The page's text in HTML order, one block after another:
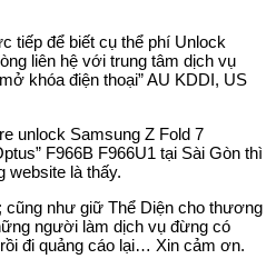
tiếp để biết cụ thể phí Unlock
liên hệ với trung tâm dịch vụ
khóa điện thoại” AU KDDI, US
unlock Samsung Z Fold 7
F966B F966U1 tại Sài Gòn thì
website là thấy.
cũng như giữ Thể Diện cho thương
người làm dịch vụ đừng có
đi quảng cáo lại… Xin cảm ơn.